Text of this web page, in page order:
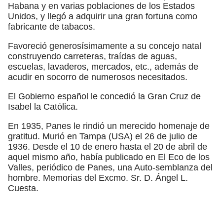
Habana y en varias poblaciones de los Estados
Unidos, y llegó a adquirir una gran fortuna como
fabricante de tabacos.
Favoreció generosísimamente a su concejo natal
construyendo carreteras, traídas de aguas,
escuelas, lavaderos, mercados, etc., además de
acudir en socorro de numerosos necesitados.
El Gobierno español le concedió la Gran Cruz de
Isabel la Católica.
En 1935, Panes le rindió un merecido homenaje de
gratitud. Murió en Tampa (USA) el 26 de julio de
1936. Desde el 10 de enero hasta el 20 de abril de
aquel mismo año, había publicado en El Eco de los
Valles, periódico de Panes, una Auto-semblanza del
hombre. Memorias del Excmo. Sr. D. Ángel L.
Cuesta.